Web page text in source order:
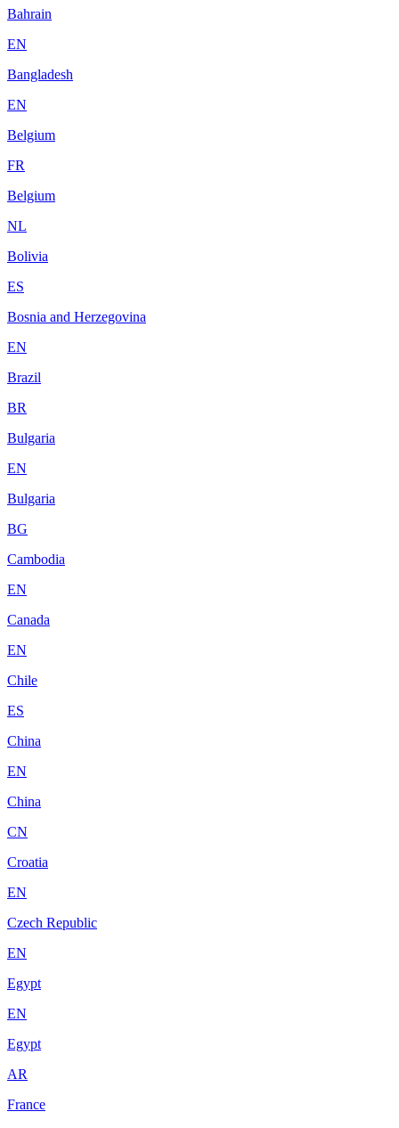
Bahrain
EN
Bangladesh
EN
Belgium
FR
Belgium
NL
Bolivia
ES
Bosnia and Herzegovina
EN
Brazil
BR
Bulgaria
EN
Bulgaria
BG
Cambodia
EN
Canada
EN
Chile
ES
China
EN
China
CN
Croatia
EN
Czech Republic
EN
Egypt
EN
Egypt
AR
France